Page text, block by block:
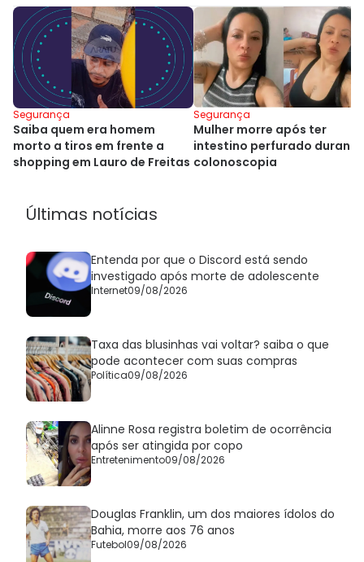
Segurança
Saiba quem era homem
morto a tiros em frente a
shopping em Lauro de Freitas
Segurança
Mulher morre após ter
intestino perfurado durante
colonoscopia
Últimas notícias
Entenda por que o Discord está sendo
investigado após morte de adolescente
Internet09/08/2026
Taxa das blusinhas vai voltar? saiba o que
pode acontecer com suas compras
Política09/08/2026
Alinne Rosa registra boletim de ocorrência
após ser atingida por copo
Entretenimento09/08/2026
Douglas Franklin, um dos maiores ídolos do
Bahia, morre aos 76 anos
Futebol09/08/2026